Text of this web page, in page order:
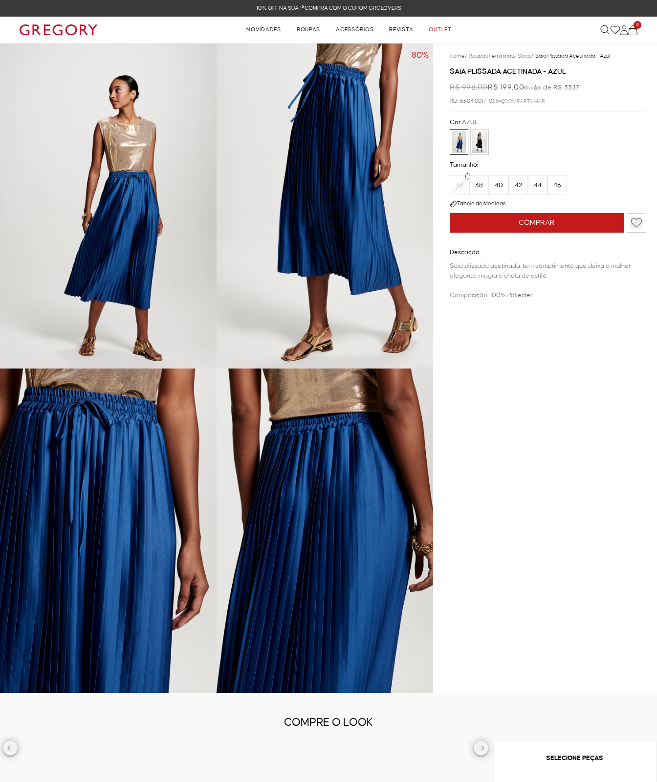
FRETE GRÁTIS NAS COMPRAS ACIMA DE R$ 899
NOVIDADES ROUPAS ACESSÓRIOS REVISTA OUTLET
0
- 80% Home/ Roupas Femininas/ Saias/ Saia Plissada Acetinada - Azul
SAIA PLISSADA ACETINADA - AZUL
R$ 998,00R$ 199,00ou 6x de R$ 33,17
REF.53.04.0017-066 COMPARTILHAR
COMPRAR
Cor:AZUL
Tamanho:
36 38 40 42 44 46
Tabela de Medidas
Descrição
Saia plissada acetinada, tem comprimento que deixa a mulher
elegante, magra e cheia de estilo.
Composição: 100% Poliéster
COMPRE O LOOK
SELECIONE PEÇAS